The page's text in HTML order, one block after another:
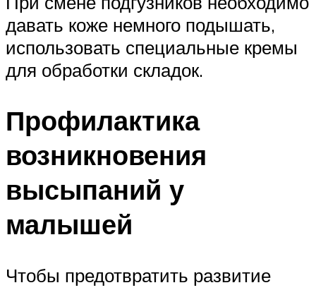
давать коже немного подышать,
использовать специальные кремы
для обработки складок.
Профилактика
возникновения
высыпаний у
малышей
Чтобы предотвратить развитие